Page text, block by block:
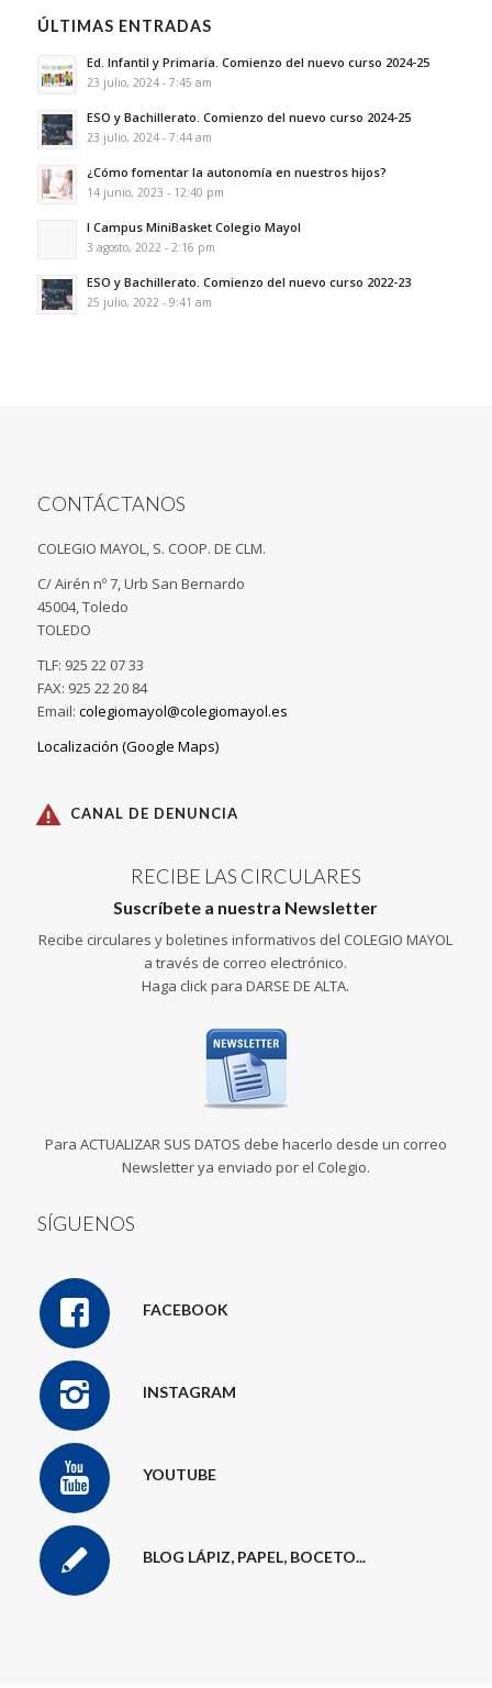
ÚLTIMAS ENTRADAS
Ed. Infantil y Primaria. Comienzo del nuevo curso 2024-25
23 julio, 2024 - 7:45 am
ESO y Bachillerato. Comienzo del nuevo curso 2024-25
23 julio, 2024 - 7:44 am
¿Cómo fomentar la autonomía en nuestros hijos?
14 junio, 2023 - 12:40 pm
I Campus MiniBasket Colegio Mayol
3 agosto, 2022 - 2:16 pm
ESO y Bachillerato. Comienzo del nuevo curso 2022-23
25 julio, 2022 - 9:41 am
CONTÁCTANOS
COLEGIO MAYOL, S. COOP. DE CLM.
C/ Airén nº 7, Urb San Bernardo
45004, Toledo
TOLEDO
TLF: 925 22 07 33
FAX: 925 22 20 84
Email: colegiomayol@colegiomayol.es
Localización (Google Maps)
CANAL DE DENUNCIA
RECIBE LAS CIRCULARES
Suscríbete a nuestra Newsletter
Recibe circulares y boletines informativos del COLEGIO MAYOL
a través de correo electrónico.
Haga click para DARSE DE ALTA.
Para ACTUALIZAR SUS DATOS debe hacerlo desde un correo
Newsletter ya enviado por el Colegio.
SÍGUENOS
FACEBOOK
INSTAGRAM
YOUTUBE
BLOG LÁPIZ, PAPEL, BOCETO...